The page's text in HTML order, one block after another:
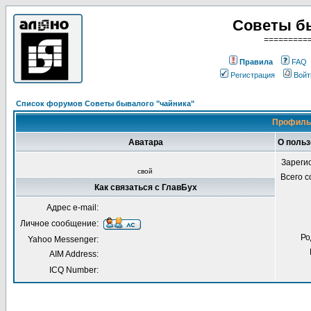
Советы
Правила
FAQ
Регистрация
Список форумов Советы бывалого "чайника"
Профиль
Аватара О
свой
Всего
Как связаться с ГлавБух
Адрес e-mail:
Личное сообщение:
Yahoo Messenger:
AIM Address:
ICQ Number: